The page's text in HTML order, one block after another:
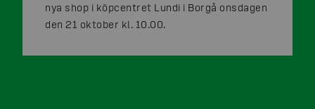
nya shop i köpcentret Lundi i Borgå onsdagen
den 21 oktober kl. 10.00.